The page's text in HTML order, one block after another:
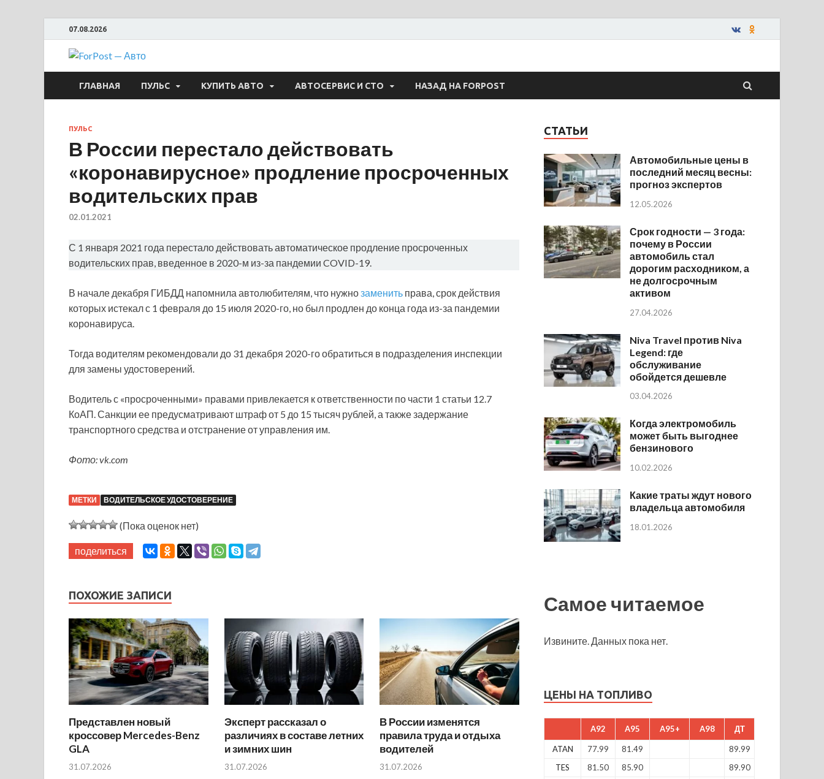
07.08.2026
ForPost — Авто
ГЛАВНАЯ ПУЛЬС КУПИТЬ АВТО АВТОСЕРВИС И СТО НАЗАД НА FORPOST
ПУЛЬС
В России перестало действовать
«коронавирусное» продление просроченных
водительских прав
02.01.2021
С 1 января 2021 года перестало действовать автоматическое продление просроченных
водительских прав, введенное в 2020-м из-за пандемии COVID-19.
В начале декабря ГИБДД напомнила автолюбителям, что нужнозаменить права, срок действия
которых истекал с 1 февраля до 15 июля 2020-го, но был продлен до конца года из-за пандемии
коронавируса.
Тогда водителям рекомендовали до 31 декабря 2020-го обратиться в подразделения инспекции
для замены удостоверений.
Водитель с «просроченными» правами привлекается к ответственности по части 1 статьи 12.7
КоАП. Санкции ее предусматривают штраф от 5 до 15 тысяч рублей, а также задержание
транспортного средства и отстранение от управления им.
Фото: vk.com
МЕТКИ ВОДИТЕЛЬСКОЕ УДОСТОВЕРЕНИЕ
(Пока оценок нет)
поделиться
ПОХОЖИЕ ЗАПИСИ
Представлен новый
кроссовер Mercedes-Benz
GLA
31.07.2026
Эксперт рассказал о
различиях в составе летних
и зимних шин
31.07.2026
В России изменятся
правила труда и отдыха
водителей
31.07.2026
СТАТЬИ
Автомобильные цены в
последний месяц весны:
прогноз экспертов
12.05.2026
Срок годности — 3 года:
почему в России
автомобиль стал
дорогим расходником, а
не долгосрочным
активом
27.04.2026
Niva Travel против Niva
Legend: где
обслуживание
обойдется дешевле
03.04.2026
Когда электромобиль
может быть выгоднее
бензинового
10.02.2026
Какие траты ждут нового
владельца автомобиля
18.01.2026
Самое читаемое
Извините. Данных пока нет.
ЦЕНЫ НА ТОПЛИВО
A92 A95 A95+ A98 ДТ
ATAN 77.99 81.49
89.99
TES
81.50 85.90
89.90